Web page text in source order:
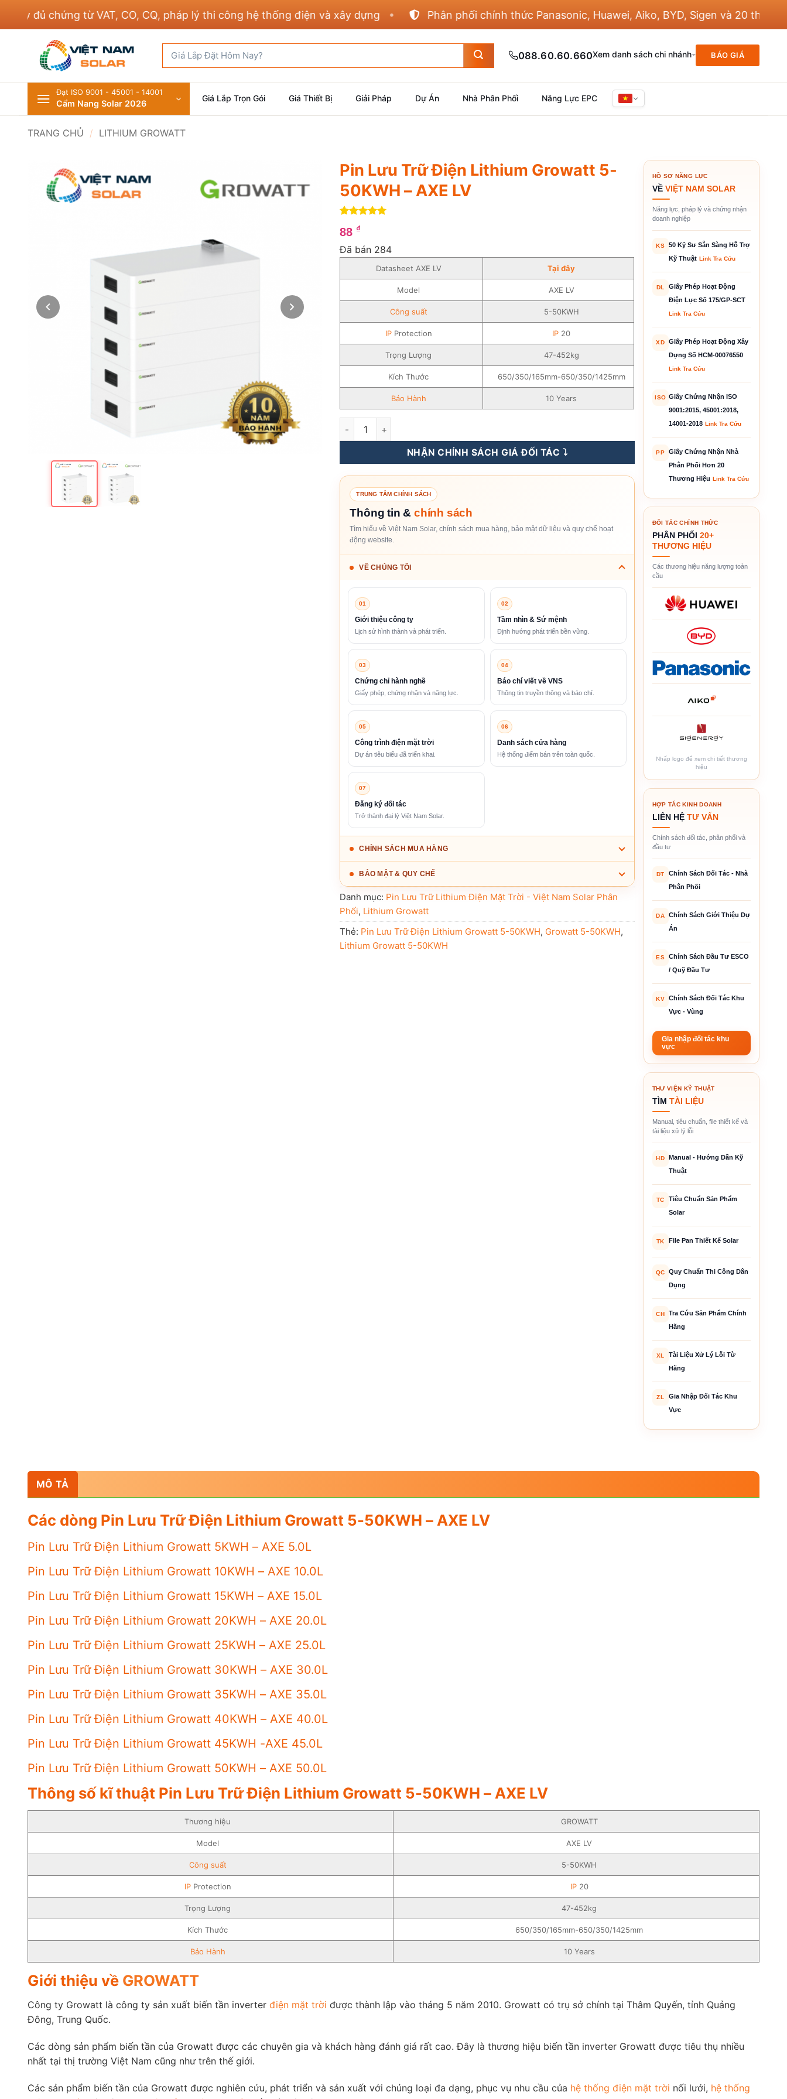
đủ chứng từ VAT, CO, CQ, pháp lý thi công hệ thống điện và xây dựng Phân phối chính thức Panasonic, Huawei, Aiko, BYD, Sigen và 20 thương hiệu
kiếm:
088.60.60.660Xem danh sách chi nhánh BÁO GIÁ
Đạt ISO 9001 - 45001 - 14001
Cẩm Nang Solar 2026 Giá Lắp Trọn Gói Giá Thiết Bị Giải Pháp Dự Án Nhà Phân Phối Năng Lực EPC
TRANG CHỦ / LITHIUM GROWATT
Pin Lưu Trữ Điện Lithium Growatt 5-
50KWH – AXE LV
trên 5
dựa trên
88 ₫
Đã bán 284
Datasheet AXE LV Tại đây
Model AXE LV
Công suất 5-50KWH
IPProtection IP 20
Trọng Lượng 47-452kg
Kích Thước 650/350/165mm-650/350/1425mm
Bảo Hành 10 Years
Pin Lưu Trữ Điện Lithium Growatt 5-50KWH - AXE LV số lượng
NHẬN CHÍNH SÁCH GIÁ ĐỐI TÁC ⤵️
TRUNG TÂM CHÍNH SÁCH
Thông tin & chính sách
Tìm hiểu về Việt Nam Solar, chính sách mua hàng, bảo mật dữ liệu và quy chế hoạt
động website.
VỀ CHÚNG TÔI
01
Giới thiệu công ty
Lịch sử hình thành và phát triển.
02
Tầm nhìn & Sứ mệnh
Định hướng phát triển bền vững.
03
Chứng chỉ hành nghề
Giấy phép, chứng nhận và năng lực.
04
Báo chí viết về VNS
Thông tin truyền thông và báo chí.
05
Công trình điện mặt trời
Dự án tiêu biểu đã triển khai.
06
Danh sách cửa hàng
Hệ thống điểm bán trên toàn quốc.
07
Đăng ký đối tác
Trở thành đại lý Việt Nam Solar.
CHÍNH SÁCH MUA HÀNG
BẢO MẬT & QUY CHẾ
Danh mục: Pin Lưu Trữ Lithium Điện Mặt Trời - Việt Nam Solar Phân
Phối, Lithium Growatt
Thẻ: Pin Lưu Trữ Điện Lithium Growatt 5-50KWH, Growatt 5-50KWH,
Lithium Growatt 5-50KWH
HỒ SƠ NĂNG LỰC
VỀ VIỆT NAM SOLAR
Năng lực, pháp lý và chứng nhận
doanh nghiệp
KS
50 Kỹ Sư Sẵn Sàng Hỗ Trợ
Kỹ Thuật Link Tra Cứu
DL
Giấy Phép Hoạt Động
Điện Lực Số 175/GP-SCT
Link Tra Cứu
XD
Giấy Phép Hoạt Động Xây
Dựng Số HCM-00076550
Link Tra Cứu
ISO Giấy Chứng Nhận ISO
9001:2015, 45001:2018,
14001-2018 Link Tra Cứu
PP
Giấy Chứng Nhận Nhà
Phân Phối Hơn 20
Thương Hiệu Link Tra Cứu
ĐỐI TÁC CHÍNH THỨC
PHÂN PHỐI 20+
THƯƠNG HIỆU
Các thương hiệu năng lượng toàn
cầu
Nhấp logo để xem chi tiết thương
hiệu
HỢP TÁC KINH DOANH
LIÊN HỆ TƯ VẤN
Chính sách đối tác, phân phối và
đầu tư
DT
Chính Sách Đối Tác - Nhà
Phân Phối
DA
Chính Sách Giới Thiệu Dự
Án
ES
Chính Sách Đầu Tư ESCO
/ Quỹ Đầu Tư
KV
Chính Sách Đối Tác Khu
Vực - Vùng
Gia nhập đối tác khu
vực
THƯ VIỆN KỸ THUẬT
TÌM TÀI LIỆU
Manual, tiêu chuẩn, file thiết kế và
tài liệu xử lý lỗi
HD
Manual - Hướng Dẫn Kỹ
Thuật
TC
Tiêu Chuẩn Sản Phẩm
Solar
TK File Pan Thiết Kế Solar
QC
Quy Chuẩn Thi Công Dân
Dụng
CH
Tra Cứu Sản Phẩm Chính
Hãng
XL
Tài Liệu Xử Lý Lỗi Từ
Hãng
ZL
Gia Nhập Đối Tác Khu
Vực
MÔ TẢ
Các dòng Pin Lưu Trữ Điện Lithium Growatt 5-50KWH – AXE LV
Pin Lưu Trữ Điện Lithium Growatt 5KWH – AXE 5.0L
Pin Lưu Trữ Điện Lithium Growatt 10KWH – AXE 10.0L
Pin Lưu Trữ Điện Lithium Growatt 15KWH – AXE 15.0L
Pin Lưu Trữ Điện Lithium Growatt 20KWH – AXE 20.0L
Pin Lưu Trữ Điện Lithium Growatt 25KWH – AXE 25.0L
Pin Lưu Trữ Điện Lithium Growatt 30KWH – AXE 30.0L
Pin Lưu Trữ Điện Lithium Growatt 35KWH – AXE 35.0L
Pin Lưu Trữ Điện Lithium Growatt 40KWH – AXE 40.0L
Pin Lưu Trữ Điện Lithium Growatt 45KWH -AXE 45.0L
Pin Lưu Trữ Điện Lithium Growatt 50KWH – AXE 50.0L
Thông số kĩ thuật Pin Lưu Trữ Điện Lithium Growatt 5-50KWH – AXE LV
Thương hiệu GROWATT
Model AXE LV
Công suất 5-50KWH
IPProtection IP20
Trọng Lượng 47-452kg
Kích Thước 650/350/165mm-650/350/1425mm
Bảo Hành 10 Years
Giới thiệu về GROWATT
Công ty Growatt là công ty sản xuất biến tần inverter điện mặt trời được thành lập vào tháng 5 năm 2010. Growatt có trụ sở chính tại Thâm Quyến, tỉnh Quảng
Đông, Trung Quốc.
Các dòng sản phẩm biến tần của Growatt được các chuyên gia và khách hàng đánh giá rất cao. Đây là thương hiệu biến tần inverter Growatt được tiêu thụ nhiều
nhất tại thị trường Việt Nam cũng như trên thế giới.
Các sản phẩm biến tần của Growatt được nghiên cứu, phát triển và sản xuất với chủng loại đa dạng, phục vụ nhu cầu của hệ thống điện mặt trời nối lưới, hệ thống